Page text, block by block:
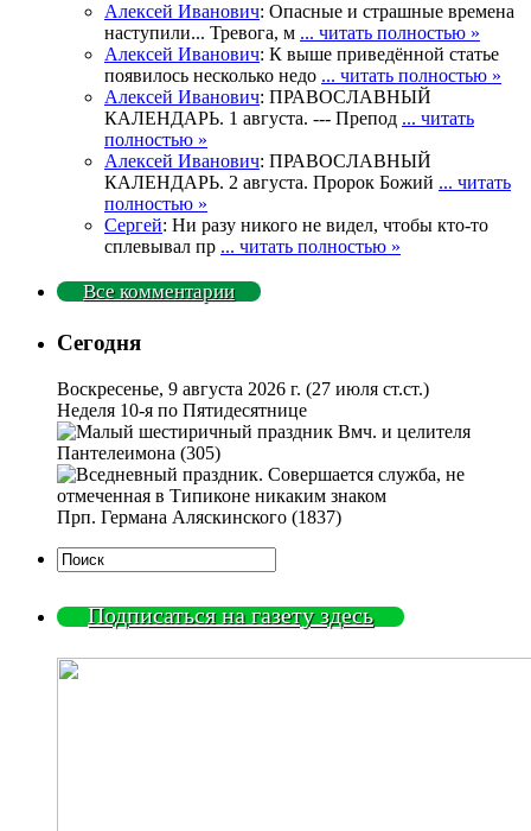
Алексей Иванович: Опасные и страшные времена
наступили... Тревога, м ... читать полностью »
Алексей Иванович: К выше приведённой статье
появилось несколько недо ... читать полностью »
Алексей Иванович: ПРАВОСЛАВНЫЙ
КАЛЕНДАРЬ. 1 августа. --- Препод ... читать
полностью »
Алексей Иванович: ПРАВОСЛАВНЫЙ
КАЛЕНДАРЬ. 2 августа. Пророк Божий ... читать
полностью »
Сергей: Ни разу никого не видел, чтобы кто-то
сплевывал пр ... читать полностью »
Все комментарии
Сегодня
Воскресенье, 9 августа 2026 г. (27 июля ст.ст.)
Неделя 10-я по Пятидесятнице
Вмч. и целителя
Пантелеимона (305)
Прп. Германа Аляскинского (1837)
Подписаться на газету здесь